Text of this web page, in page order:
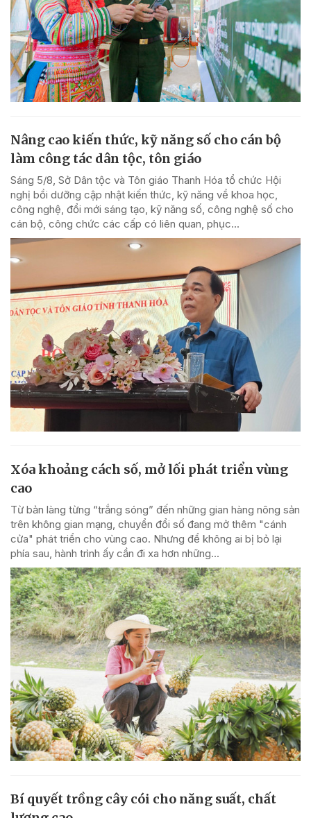
Nâng cao kiến thức, kỹ năng số cho cán bộ
làm công tác dân tộc, tôn giáo
Sáng 5/8, Sở Dân tộc và Tôn giáo Thanh Hóa tổ chức Hội
nghị bồi dưỡng cập nhật kiến thức, kỹ năng về khoa học,
công nghệ, đổi mới sáng tạo, kỹ năng số, công nghệ số cho
cán bộ, công chức các cấp có liên quan, phục...
Xóa khoảng cách số, mở lối phát triển vùng
cao
Từ bản làng từng “trắng sóng” đến những gian hàng nông sản
trên không gian mạng, chuyển đổi số đang mở thêm "cánh
cửa" phát triển cho vùng cao. Nhưng để không ai bị bỏ lại
phía sau, hành trình ấy cần đi xa hơn những...
Bí quyết trồng cây cói cho năng suất, chất